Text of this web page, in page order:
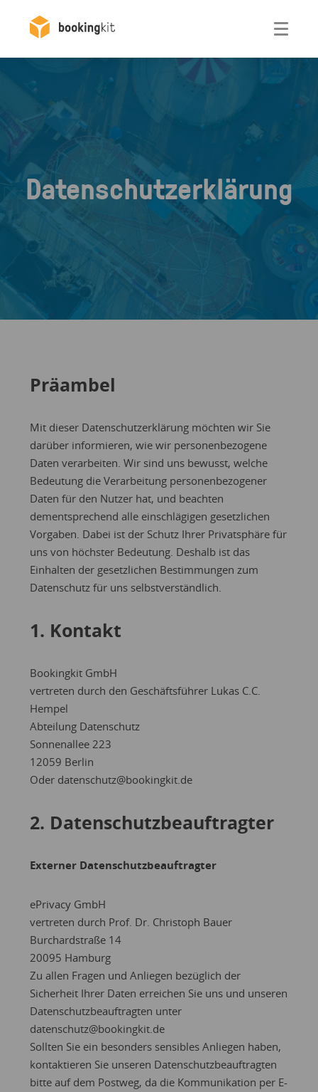
Datenschutzerklärung
Präambel
Mit dieser Datenschutzerklärung möchten wir Sie
darüber informieren, wie wir personenbezogene
Daten verarbeiten. Wir sind uns bewusst, welche
Bedeutung die Verarbeitung personenbezogener
Daten für den Nutzer hat, und beachten
dementsprechend alle einschlägigen gesetzlichen
Vorgaben. Dabei ist der Schutz Ihrer Privatsphäre für
uns von höchster Bedeutung. Deshalb ist das
Einhalten der gesetzlichen Bestimmungen zum
Datenschutz für uns selbstverständlich.
1. Kontakt
Bookingkit GmbH
vertreten durch den Geschäftsführer Lukas C.C.
Hempel
Abteilung Datenschutz
Sonnenallee 223
12059 Berlin
Oder datenschutz@bookingkit.de
2. Datenschutzbeauftragter
Externer Datenschutzbeauftragter
ePrivacy GmbH
vertreten durch Prof. Dr. Christoph Bauer
Burchardstraße 14
20095 Hamburg
Zu allen Fragen und Anliegen bezüglich der
Sicherheit Ihrer Daten erreichen Sie uns und unseren
Datenschutzbeauftragten unter
datenschutz@bookingkit.de
Sollten Sie ein besonders sensibles Anliegen haben,
kontaktieren Sie unseren Datenschutzbeauftragten
bitte auf dem Postweg, da die Kommunikation per E-